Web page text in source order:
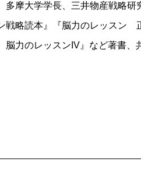
多摩大学学長、三井物産戦略研
戦略読本』『脳力のレッスン
力のレッスンIV』など著書、